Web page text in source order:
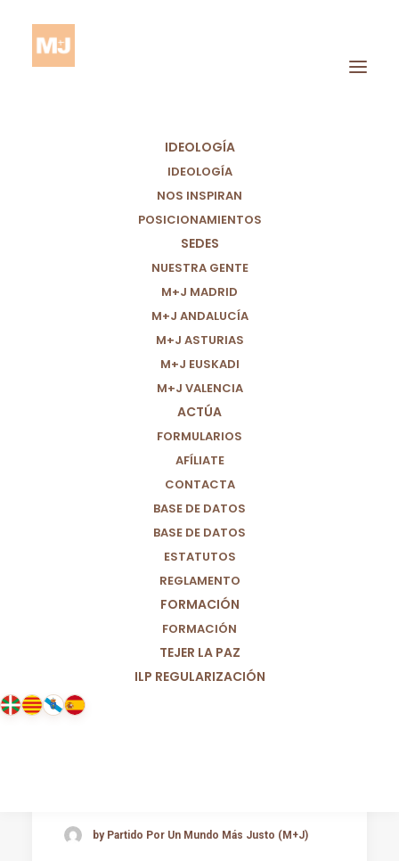
IDEOLOGÍA
IDEOLOGÍA
NOS INSPIRAN
POSICIONAMIENTOS
SEDES
NUESTRA GENTE
M+J MADRID
M+J ANDALUCÍA
M+J ASTURIAS
M+J EUSKADI
M+J VALENCIA
ACTÚA
FORMULARIOS
AFÍLIATE
CONTACTA
BASE DE DATOS
BASE DE DATOS
ESTATUTOS
REGLAMENTO
FORMACIÓN
FORMACIÓN
TEJER LA PAZ
ILP REGULARIZACIÓN
Liderazgo
by Partido Por Un Mundo Más Justo (M+J)